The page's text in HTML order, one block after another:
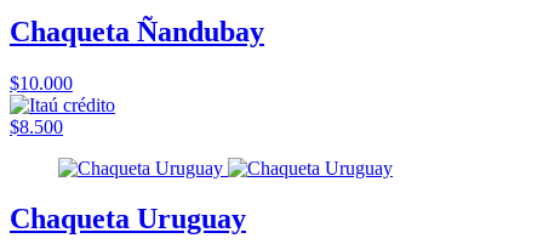
Chaqueta Ñandubay
$10.000
$8.500
Chaqueta Uruguay